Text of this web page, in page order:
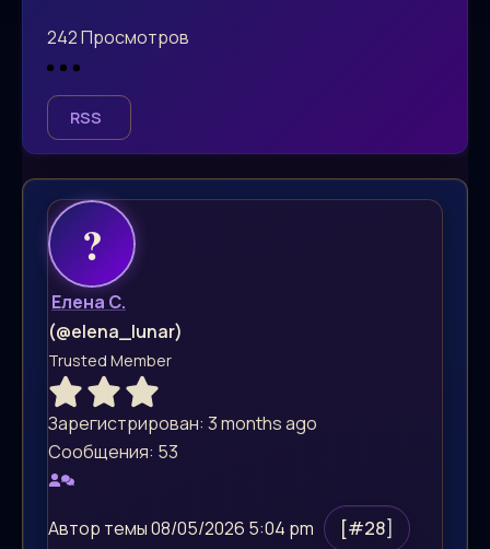
242Просмотров
RSS
Елена С.
(@elena_lunar)
Trusted Member
Зарегистрирован: 3 months ago
Сообщения: 53
Автор темы08/05/2026 5:04 pm [#28]